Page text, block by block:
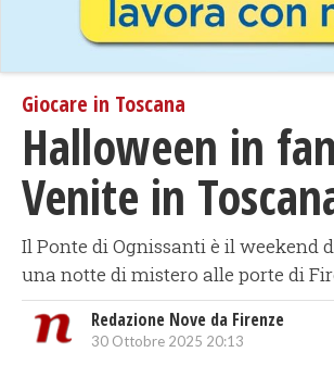
Giocare in Toscana
Halloween in
Venite in
Il Ponte di Ognissanti è il weekend
una notte di mistero alle porte di
Redazione Nove da Firenze
30 Ottobre 2025 20:13